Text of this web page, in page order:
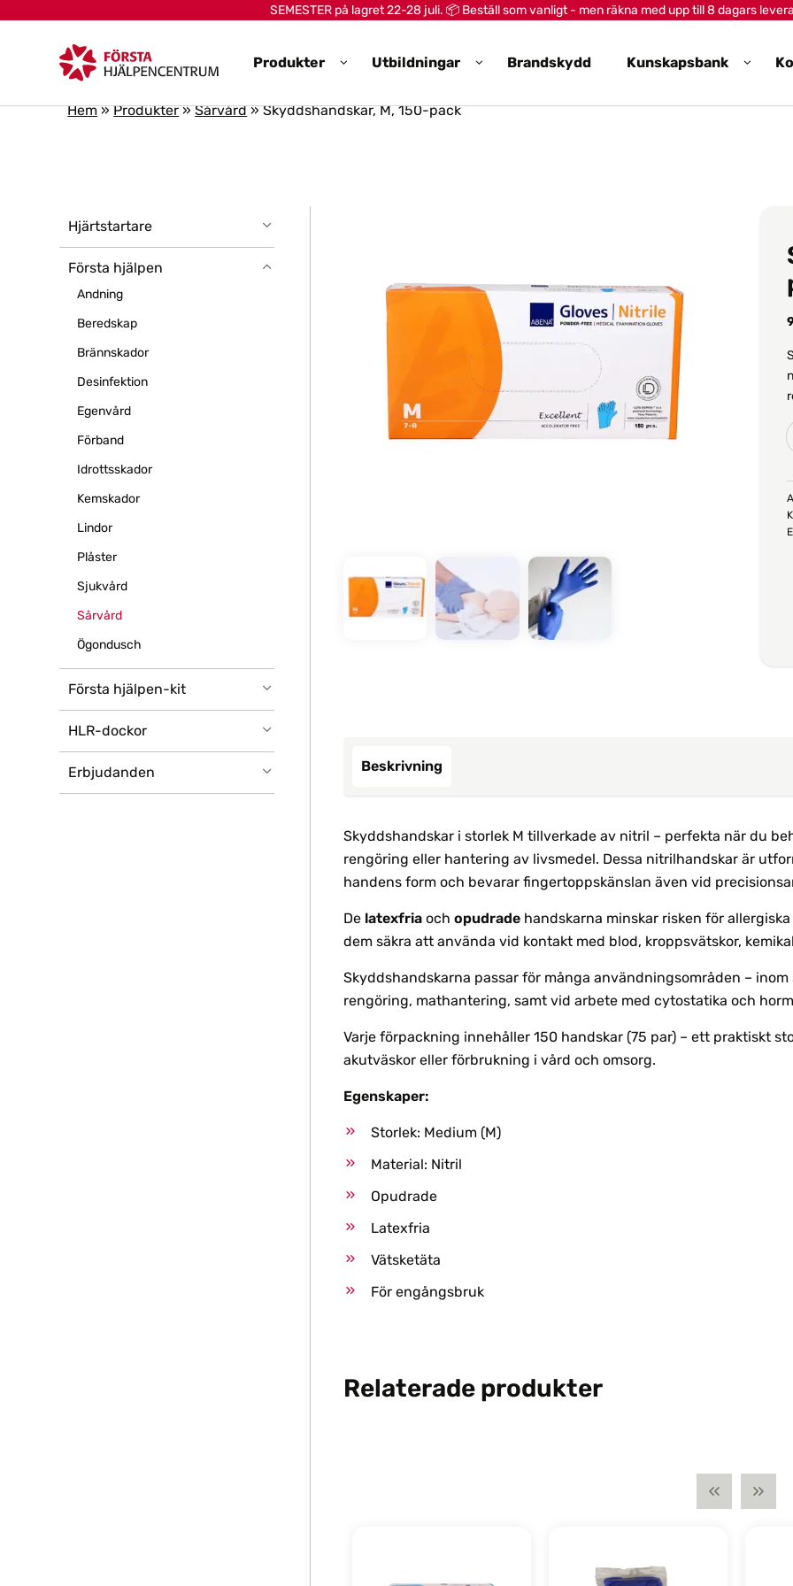
SEMESTER på lagret 22-28 juli. 📦 Beställ som vanligt - men räkna med upp till 8 dagars
Produkter Utbildningar Brandskydd Kunskapsbank
Hem»Produkter»Sårvård»Skyddshandskar, M, 150-pack
Hjärtstartare
Första hjälpen
Andning
Beredskap
Brännskador
Desinfektion
Egenvård
Förband
Idrottsskador
Kemskador
Lindor
Plåster
Sjukvård
Sårvård
Ögondusch
Första hjälpen-kit
HLR-dockor
Erbjudanden Beskrivning
Skyddshandskar i storlek M tillverkade av nitril – perfekta när du
rengöring eller hantering av livsmedel. Dessa nitrilhandskar är
handens form och bevarar fingertoppskänslan även vid
De latexfriaoch opudradehandskarna minskar risken för
dem säkra att använda vid kontakt med blod, kroppsvätskor,
Skyddshandskarna passar för många användningsområden –
rengöring, mathantering, samt vid arbete med cytostatika och
Varje förpackning innehåller 150 handskar (75 par) – ett praktiskt
akutväskor eller förbrukning i vård och omsorg.
Egenskaper:
Storlek: Medium (M)
Material: Nitril
Opudrade
Latexfria
Vätsketäta
För engångsbruk
Relaterade produkter